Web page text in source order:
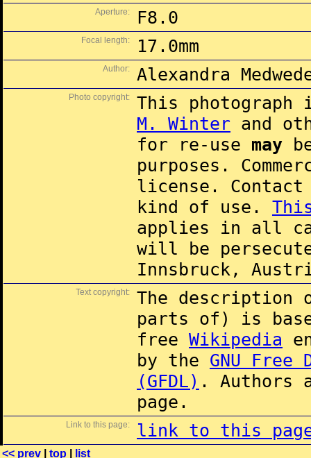
Aperture: F8.0
Focal length: 17.0mm
Author: Alexandra
Photo copyright:
This
M. Winter and
for re-use may
purposes.
license.
kind of use.
applies in all
will be
Innsbruck,
Text copyright:
The description
parts of) is
free Wikipedia
by the GNU Free
(GFDL) . Authors
page.
Link to this page: link to this
<< prev top list